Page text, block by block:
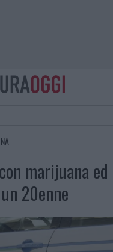
marijuana ed
20enne